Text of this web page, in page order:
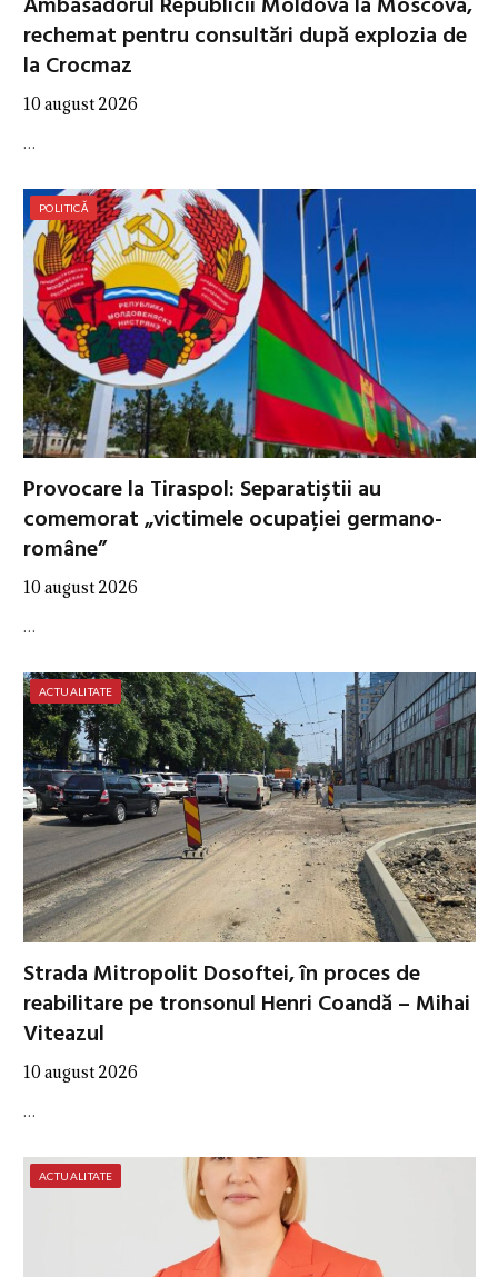
rechemat pentru consultări după explozia de
la Crocmaz
10 august 2026
…
POLITICĂ
Provocare la Tiraspol: Separatiștii au
comemorat „victimele ocupației germano-
române”
10 august 2026
…
ACTUALITATE
Strada Mitropolit Dosoftei, în proces de
reabilitare pe tronsonul Henri Coandă – Mihai
Viteazul
10 august 2026
…
ACTUALITATE